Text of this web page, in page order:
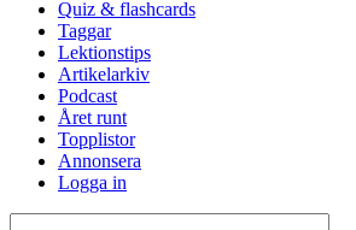
Quiz & flashcards
Taggar
Lektionstips
Artikelarkiv
Podcast
Året runt
Topplistor
Annonsera
Logga in